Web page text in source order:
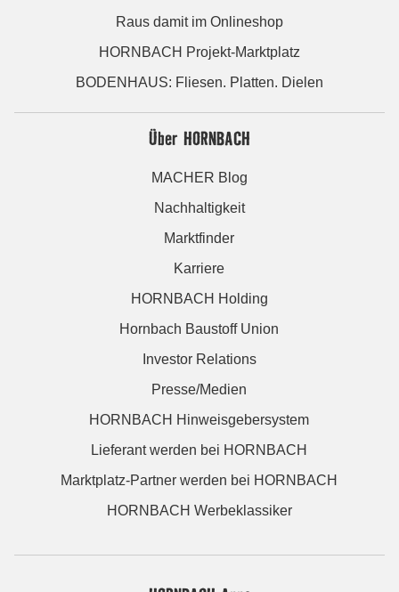
Raus damit im Onlineshop
HORNBACH Projekt-Marktplatz
BODENHAUS: Fliesen. Platten. Dielen
Über HORNBACH
MACHER Blog
Nachhaltigkeit
Marktfinder
Karriere
HORNBACH Holding
Hornbach Baustoff Union
Investor Relations
Presse/Medien
HORNBACH Hinweisgebersystem
Lieferant werden bei HORNBACH
Marktplatz-Partner werden bei HORNBACH
HORNBACH Werbeklassiker